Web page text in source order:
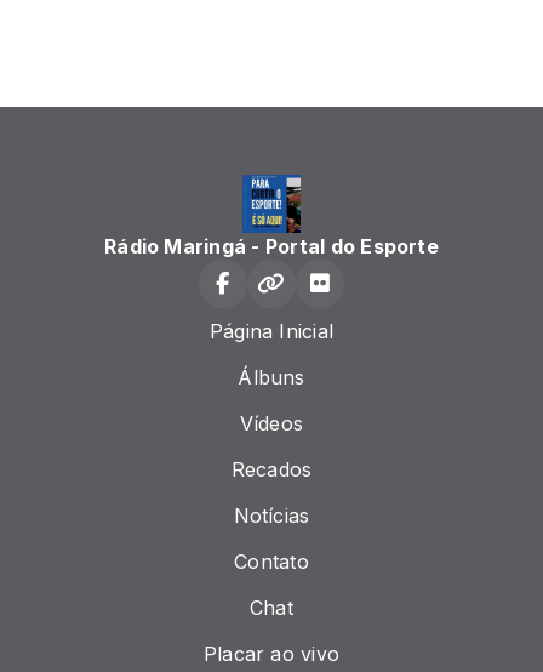
Rádio Maringá - Portal do Esporte
Página Inicial
Álbuns
Vídeos
Recados
Notícias
Contato
Chat
Placar ao vivo